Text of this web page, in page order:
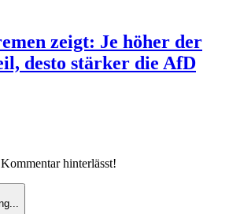
zeigt: Je höher der
desto stärker die AfD
hinterlässt!